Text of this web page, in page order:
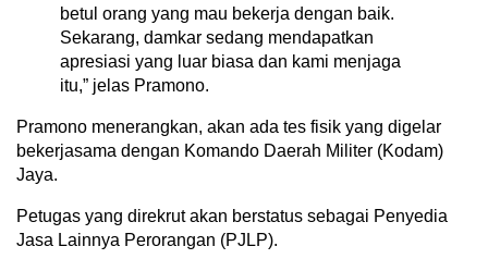
betul orang yang mau bekerja dengan baik.
Sekarang, damkar sedang mendapatkan
apresiasi yang luar biasa dan kami menjaga
itu,” jelas Pramono.
Pramono menerangkan, akan ada tes fisik yang digelar
bekerjasama dengan Komando Daerah Militer (Kodam)
Jaya.
Petugas yang direkrut akan berstatus sebagai Penyedia
Jasa Lainnya Perorangan (PJLP).